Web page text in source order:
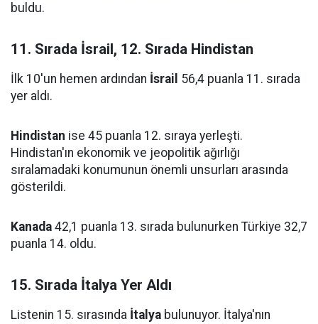
buldu.
11. Sırada İsrail, 12. Sırada Hindistan
İlk 10'un hemen ardından İsrail 56,4 puanla 11. sırada
yer aldı.
Hindistan ise 45 puanla 12. sıraya yerleşti.
Hindistan'ın ekonomik ve jeopolitik ağırlığı
sıralamadaki konumunun önemli unsurları arasında
gösterildi.
Kanada 42,1 puanla 13. sırada bulunurken Türkiye 32,7
puanla 14. oldu.
15. Sırada İtalya Yer Aldı
Listenin 15. sırasında İtalya bulunuyor. İtalya'nın